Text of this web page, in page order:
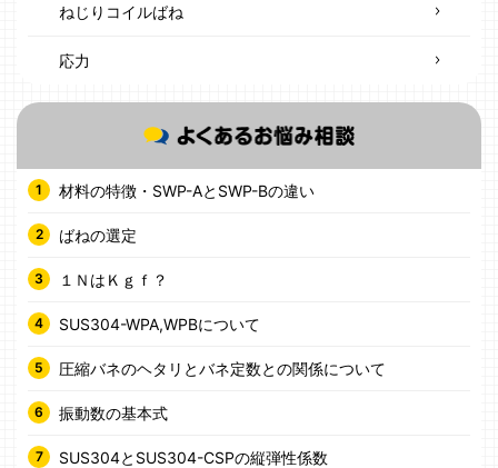
ねじりコイルばね
応力
材料の特徴・SWP-AとSWP-Bの違い
ばねの選定
１ＮはＫｇｆ？
SUS304-WPA,WPBについて
圧縮バネのヘタリとバネ定数との関係について
振動数の基本式
SUS304とSUS304-CSPの縦弾性係数